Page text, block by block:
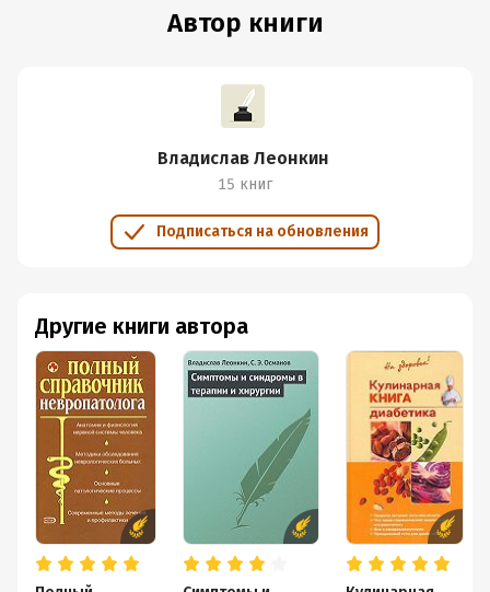
Автор книги
Владислав Леонкин
15 книг
Подписаться на обновления
Другие книги автора